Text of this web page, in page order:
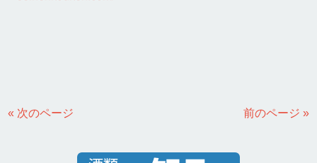
« 次のページ 前のページ »